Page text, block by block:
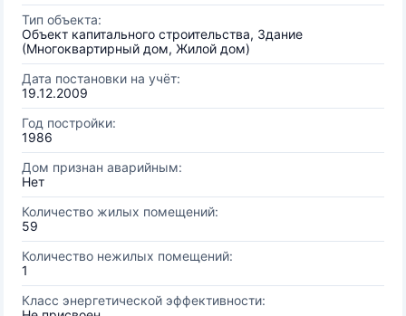
Тип объекта:
Объект капитального строительства, Здание
(Многоквартирный дом, Жилой дом)
Дата постановки на учёт:
19.12.2009
Год постройки:
1986
Дом признан аварийным:
Нет
Количество жилых помещений:
59
Количество нежилых помещений:
1
Класс энергетической эффективности: